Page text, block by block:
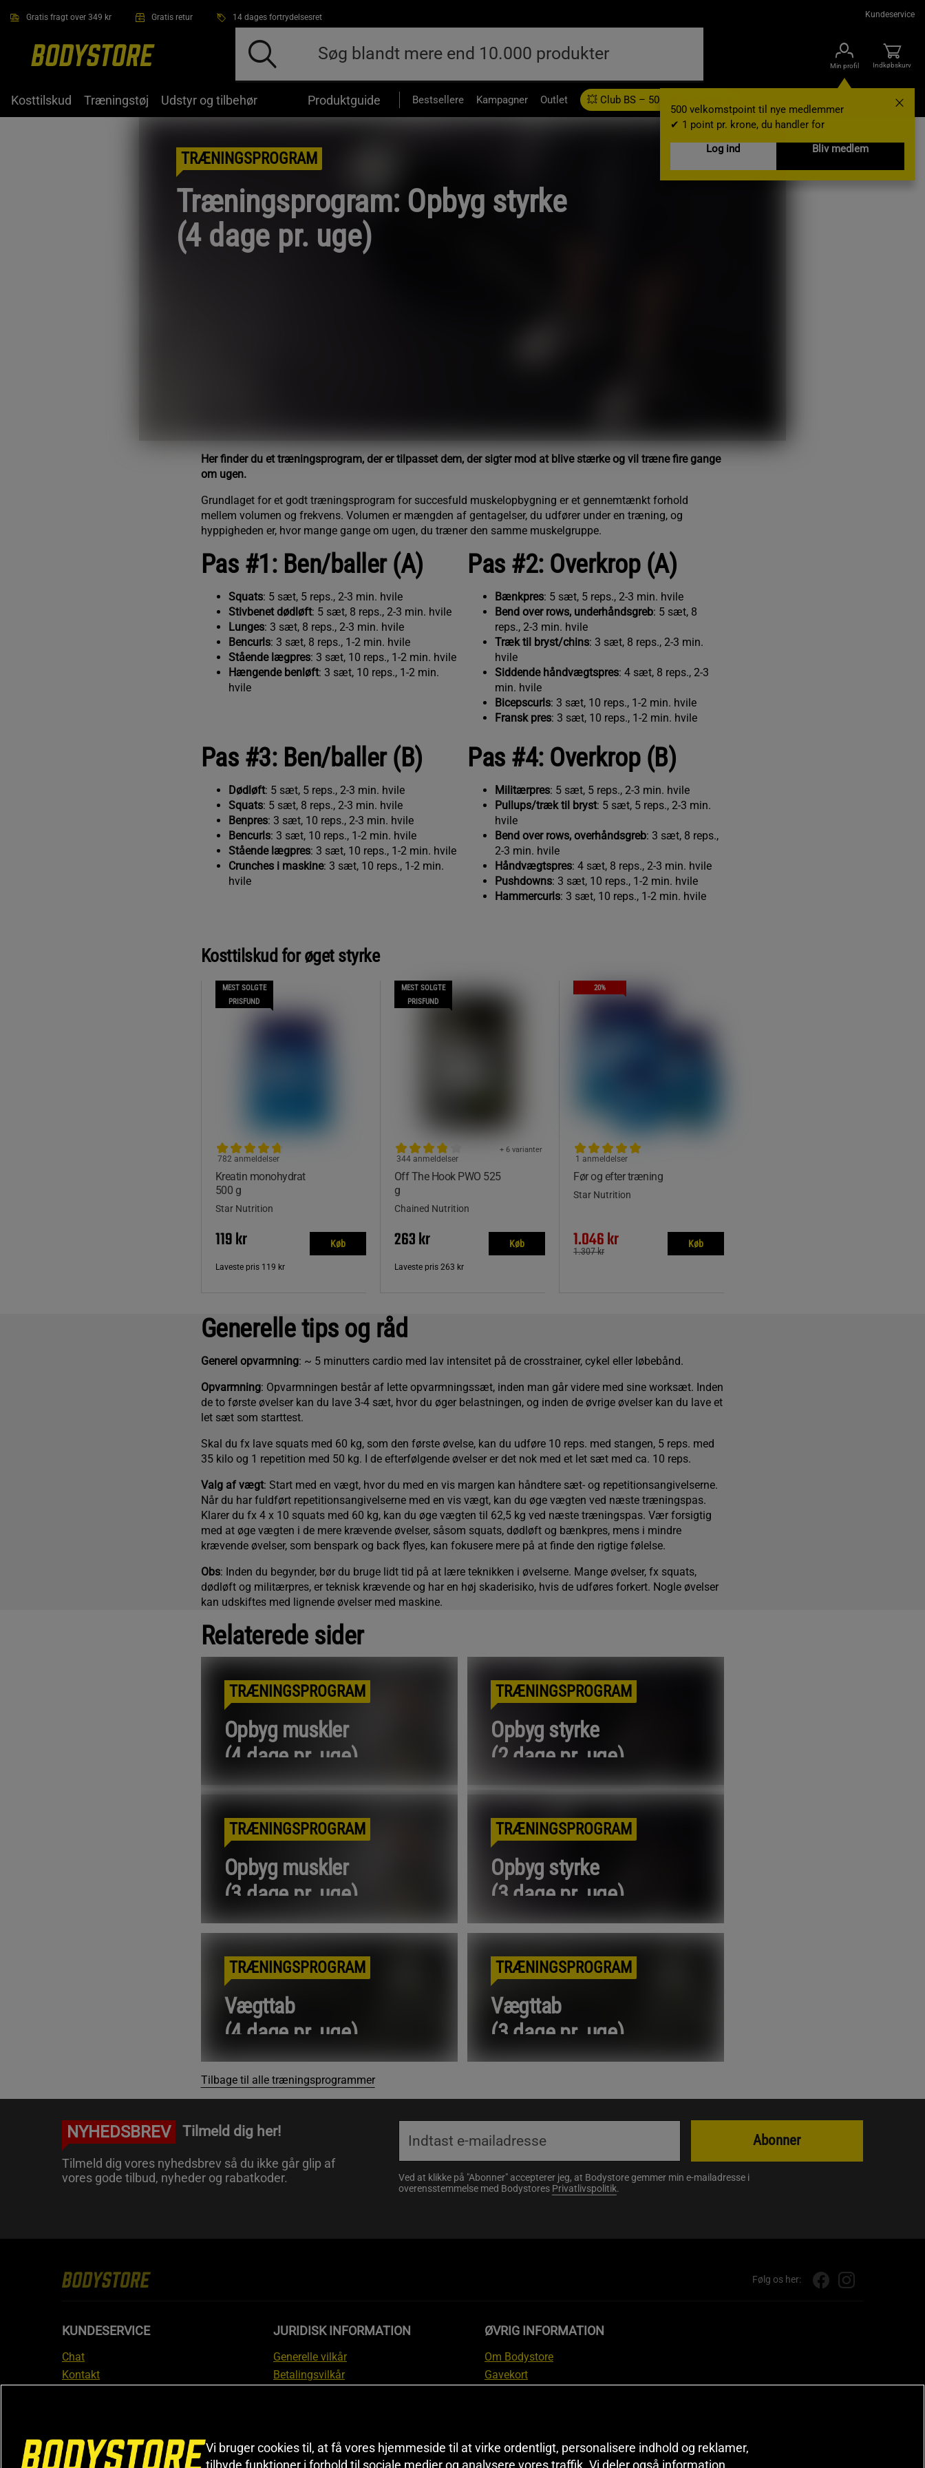
Gratis fragt over 349 kr Gratis retur 14 dages fortrydelsesret Kundeservice
Min profil
500 velkomstpoint til nye medlemmer
✔ 1 point pr. krone, du handler for
Log ind
Bliv medlem
Indkøbskurv
Kosttilskud Træningstøj Udstyr og tilbehør Produktguide Bestsellere Kampagner Outlet 💥 Club BS – 500 velkomstpoint Gavekort
TRÆNINGSPROGRAM
Træningsprogram: Opbyg styrke
(4 dage pr. uge)
Her finder du et træningsprogram, der er tilpasset dem, der sigter mod at blive stærke og vil træne fire gange
om ugen.
Grundlaget for et godt træningsprogram for succesfuld muskelopbygning er et gennemtænkt forhold
mellem volumen og frekvens. Volumen er mængden af gentagelser, du udfører under en træning, og
hyppigheden er, hvor mange gange om ugen, du træner den samme muskelgruppe.
Pas #1: Ben/baller (A)
Squats: 5 sæt, 5 reps., 2-3 min. hvile
Stivbenet dødløft: 5 sæt, 8 reps., 2-3 min. hvile
Lunges: 3 sæt, 8 reps., 2-3 min. hvile
Bencurls: 3 sæt, 8 reps., 1-2 min. hvile
Stående lægpres: 3 sæt, 10 reps., 1-2 min. hvile
Hængende benløft: 3 sæt, 10 reps., 1-2 min.
hvile
Pas #2: Overkrop (A)
Bænkpres: 5 sæt, 5 reps., 2-3 min. hvile
Bend over rows, underhåndsgreb: 5 sæt, 8
reps., 2-3 min. hvile
Træk til bryst/chins: 3 sæt, 8 reps., 2-3 min.
hvile
Siddende håndvægtspres: 4 sæt, 8 reps., 2-3
min. hvile
Bicepscurls: 3 sæt, 10 reps., 1-2 min. hvile
Fransk pres: 3 sæt, 10 reps., 1-2 min. hvile
Pas #3: Ben/baller (B)
Dødløft: 5 sæt, 5 reps., 2-3 min. hvile
Squats: 5 sæt, 8 reps., 2-3 min. hvile
Benpres: 3 sæt, 10 reps., 2-3 min. hvile
Bencurls: 3 sæt, 10 reps., 1-2 min. hvile
Stående lægpres: 3 sæt, 10 reps., 1-2 min. hvile
Crunches i maskine: 3 sæt, 10 reps., 1-2 min.
hvile
Pas #4: Overkrop (B)
Militærpres: 5 sæt, 5 reps., 2-3 min. hvile
Pullups/træk til bryst: 5 sæt, 5 reps., 2-3 min.
hvile
Bend over rows, overhåndsgreb: 3 sæt, 8 reps.,
2-3 min. hvile
Håndvægtspres: 4 sæt, 8 reps., 2-3 min. hvile
Pushdowns: 3 sæt, 10 reps., 1-2 min. hvile
Hammercurls: 3 sæt, 10 reps., 1-2 min. hvile
Kosttilskud for øget styrke
MEST SOLGTE
PRISFUND
Kreatin monohydrat
500 g
782 anmeldelser
Star Nutrition
119 kr Køb
Laveste pris 119 kr
MEST SOLGTE
PRISFUND
Off The Hook PWO 525
g
+ 6 varianter
344 anmeldelser
Chained Nutrition
263 kr Køb
Laveste pris 263 kr
20%
Før og efter træning
1 anmeldelser
Star Nutrition
1.046 kr
1.307 kr
Køb
Generelle tips og råd
Generel opvarmning: ~ 5 minutters cardio med lav intensitet på de crosstrainer, cykel eller løbebånd.
Opvarmning: Opvarmningen består af lette opvarmningssæt, inden man går videre med sine worksæt. Inden
de to første øvelser kan du lave 3-4 sæt, hvor du øger belastningen, og inden de øvrige øvelser kan du lave et
let sæt som starttest.
Skal du fx lave squats med 60 kg, som den første øvelse, kan du udføre 10 reps. med stangen, 5 reps. med
35 kilo og 1 repetition med 50 kg. I de efterfølgende øvelser er det nok med et let sæt med ca. 10 reps.
Valg af vægt: Start med en vægt, hvor du med en vis margen kan håndtere sæt- og repetitionsangivelserne.
Når du har fuldført repetitionsangivelserne med en vis vægt, kan du øge vægten ved næste træningspas.
Klarer du fx 4 x 10 squats med 60 kg, kan du øge vægten til 62,5 kg ved næste træningspas. Vær forsigtig
med at øge vægten i de mere krævende øvelser, såsom squats, dødløft og bænkpres, mens i mindre
krævende øvelser, som benspark og back flyes, kan fokusere mere på at finde den rigtige følelse.
Obs: Inden du begynder, bør du bruge lidt tid på at lære teknikken i øvelserne. Mange øvelser, fx squats,
dødløft og militærpres, er teknisk krævende og har en høj skaderisiko, hvis de udføres forkert. Nogle øvelser
kan udskiftes med lignende øvelser med maskine.
Relaterede sider
TRÆNINGSPROGRAM
Opbyg muskler
(4 dage pr. uge)
Læs mere
TRÆNINGSPROGRAM
Opbyg muskler
(3 dage pr. uge)
Læs mere
TRÆNINGSPROGRAM
Opbyg styrke
(2 dage pr. uge)
Læs mere
TRÆNINGSPROGRAM
Opbyg styrke
(3 dage pr. uge)
Læs mere
TRÆNINGSPROGRAM
Vægttab
(4 dage pr. uge)
Læs mere
TRÆNINGSPROGRAM
Vægttab
(3 dage pr. uge)
Læs mere
Tilbage til alle træningsprogrammer
NYHEDSBREV Tilmeld dig her!
Tilmeld dig vores nyhedsbrev så du ikke går glip af
vores gode tilbud, nyheder og rabatkoder.
Ved at klikke på "Abonner" accepterer jeg, at Bodystore gemmer min e-mailadresse i
overensstemmelse med Bodystores Privatlivspolitik.
Abonner
Følg os her:
KUNDESERVICE
Chat
Kontakt
FAQ
JURIDISK INFORMATION
Generelle vilkår
Betalingsvilkår
Prisgaranti
Information om fortrydelsesret og
ØVRIG INFORMATION
Om Bodystore
Gavekort
Sitemap
Black Friday
Vi bruger cookies til, at få vores hjemmeside til at virke ordentligt, personalisere indhold og reklamer,
tilbyde funktioner i forhold til sociale medier og analysere vores traffik. Vi deler også information